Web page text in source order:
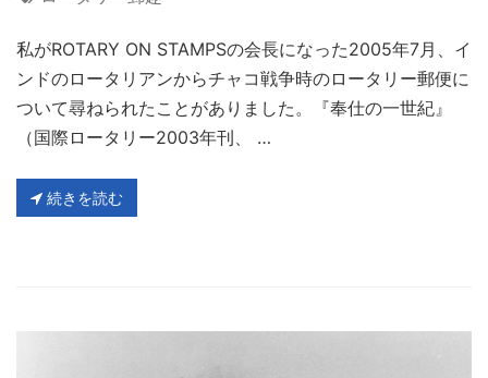
私がROTARY ON STAMPSの会長になった2005年7月、イ
ンドのロータリアンからチャコ戦争時のロータリー郵便に
ついて尋ねられたことがありました。『奉仕の一世紀』
（国際ロータリー2003年刊、 …
続きを読む